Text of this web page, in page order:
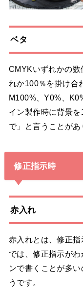
ベタ
CMYKいずれかの
れか100％を掛け合
M100%、Y0%、
イン製作時に背景
で」と言うことがあ
修正指示時
赤入れ
赤入れとは、修正
では、修正指示が
ンで書くことが多
うです。